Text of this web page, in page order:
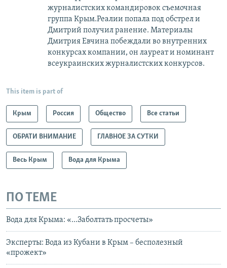
журналистских командировок съемочная
группа Крым.Реалии попала под обстрел и
Дмитрий получил ранение. Материалы
Дмитрия Евчина побеждали во внутренних
конкурсах компании, он лауреат и номинант
всеукраинских журналистских конкурсов.
This item is part of
Крым Россия Общество Все статьи
ОБРАТИ ВНИМАНИЕ ГЛАВНОЕ ЗА СУТКИ
Весь Крым Вода для Крыма
ПО ТЕМЕ
Вода для Крыма: «...Заболтать просчеты»
Эксперты: Вода из Кубани в Крым – бесполезный
«прожект»